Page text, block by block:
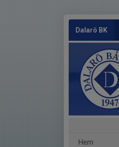
Dalarö BK
Hem